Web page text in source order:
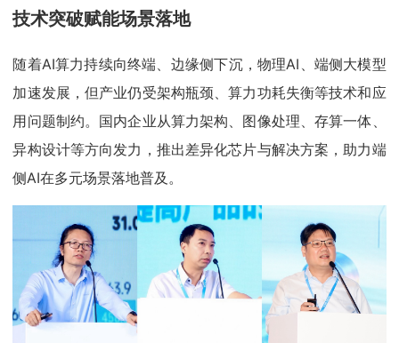
技术突破赋能场景落地
随着AI算力持续向终端、边缘侧下沉，物理AI、端侧大模型
加速发展，但产业仍受架构瓶颈、算力功耗失衡等技术和应
用问题制约。国内企业从算力架构、图像处理、存算一体、
异构设计等方向发力，推出差异化芯片与解决方案，助力端
侧AI在多元场景落地普及。